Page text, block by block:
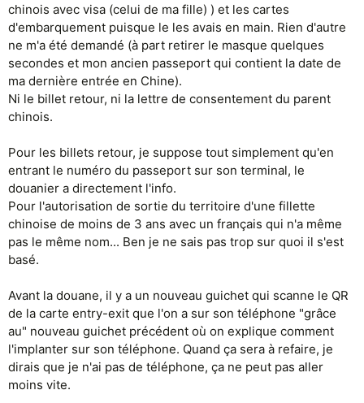
chinois avec visa (celui de ma fille) ) et les cartes
d'embarquement puisque le les avais en main. Rien d'autre
ne m'a été demandé (à part retirer le masque quelques
secondes et mon ancien passeport qui contient la date de
ma dernière entrée en Chine).
Ni le billet retour, ni la lettre de consentement du parent
chinois.
Pour les billets retour, je suppose tout simplement qu'en
entrant le numéro du passeport sur son terminal, le
douanier a directement l'info.
Pour l'autorisation de sortie du territoire d'une fillette
chinoise de moins de 3 ans avec un français qui n'a même
pas le même nom... Ben je ne sais pas trop sur quoi il s'est
basé.
Avant la douane, il y a un nouveau guichet qui scanne le QR
de la carte entry-exit que l'on a sur son téléphone "grâce
au" nouveau guichet précédent où on explique comment
l'implanter sur son téléphone. Quand ça sera à refaire, je
dirais que je n'ai pas de téléphone, ça ne peut pas aller
moins vite.